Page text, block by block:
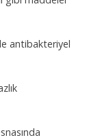
antibakteriyel